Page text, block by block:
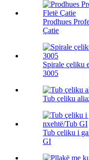
Prodhues
Çatie
Spirale çeliku
3005
Tub çeliku
Tub çeliku i
GI